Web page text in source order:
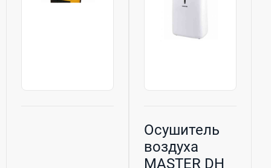
Осушитель
воздуха
MASTER DH